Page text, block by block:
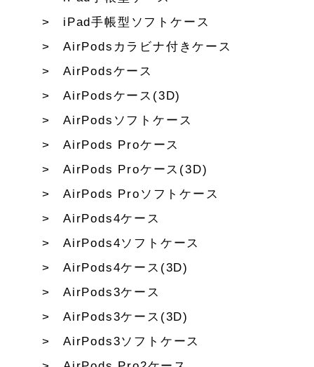
iPad手帳型ソフトケース
AirPodsカラビナ付きケース
AirPodsケース
AirPodsケース(3D)
AirPodsソフトケース
AirPods Proケース
AirPods Proケース(3D)
AirPods Proソフトケース
AirPods4ケース
AirPods4ソフトケース
AirPods4ケース(3D)
AirPods3ケース
AirPods3ケース(3D)
AirPods3ソフトケース